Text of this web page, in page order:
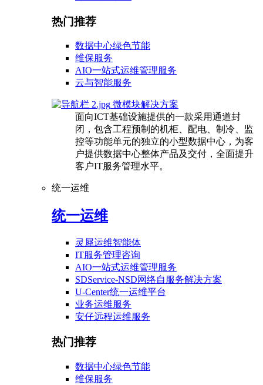
热门推荐
数据中心绿色节能
维保服务
AIO一站式运维管理服务
云与智能服务
微模块解决方案
面向ICT基础设施提供的一款采用通道封
闭，包含工程预制的机柜、配电、制冷、监
控等功能单元的独立的小型数据中心，为客
户提供数据中心整体产品及交付，全面提升
客户IT服务管理水平。
统一运维
统一运维
灵犀运维智能体
IT服务管理咨询
AIO一站式运维管理服务
SDService-NSD网络自服务解决方案
U-Center统一运维平台
业务运维服务
安仔远程运维服务
热门推荐
数据中心绿色节能
维保服务